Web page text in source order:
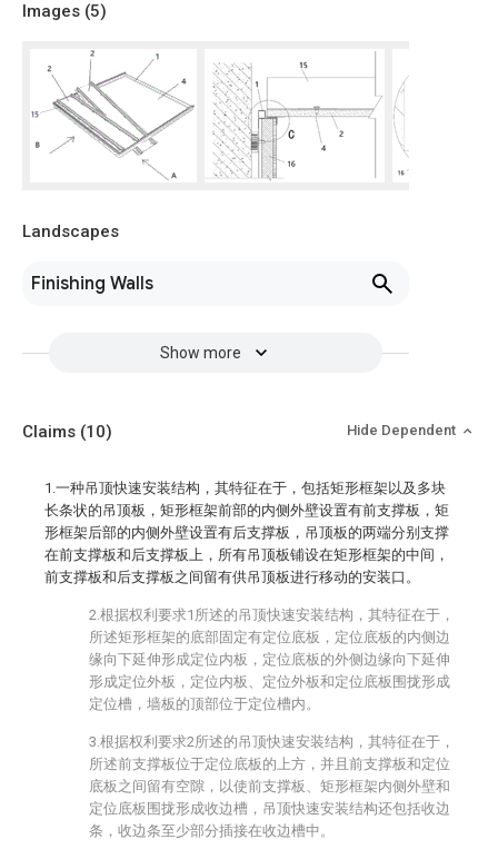
Images (5)
Landscapes
Finishing Walls
Show more
Claims (10) Hide Dependent
1.一种吊顶快速安装结构，其特征在于，包括矩形框架以及多块
长条状的吊顶板，矩形框架前部的内侧外壁设置有前支撑板，矩
形框架后部的内侧外壁设置有后支撑板，吊顶板的两端分别支撑
在前支撑板和后支撑板上，所有吊顶板铺设在矩形框架的中间，
前支撑板和后支撑板之间留有供吊顶板进行移动的安装口。
2.根据权利要求1所述的吊顶快速安装结构，其特征在于，
所述矩形框架的底部固定有定位底板，定位底板的内侧边
缘向下延伸形成定位内板，定位底板的外侧边缘向下延伸
形成定位外板，定位内板、定位外板和定位底板围拢形成
定位槽，墙板的顶部位于定位槽内。
3.根据权利要求2所述的吊顶快速安装结构，其特征在于，
所述前支撑板位于定位底板的上方，并且前支撑板和定位
底板之间留有空隙，以使前支撑板、矩形框架内侧外壁和
定位底板围拢形成收边槽，吊顶快速安装结构还包括收边
条，收边条至少部分插接在收边槽中。